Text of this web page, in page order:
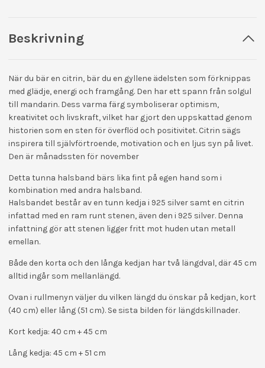
Beskrivning
När du bär en citrin, bär du en gyllene ädelsten som förknippas
med glädje, energi och framgång. Den har ett spann från solgul
till mandarin. Dess varma färg symboliserar optimism,
kreativitet och livskraft, vilket har gjort den uppskattad genom
historien som en sten för överflöd och positivitet. Citrin sägs
inspirera till självförtroende, motivation och en ljus syn på livet.
Den är månadssten för november
Detta tunna halsband bärs lika fint på egen hand som i
kombination med andra halsband.
Halsbandet består av en tunn kedja i 925 silver samt en citrin
infattad med en ram runt stenen, även den i 925 silver. Denna
infattning gör att stenen ligger fritt mot huden utan metall
emellan.
Både den korta och den långa kedjan har två längdval, där 45 cm
alltid ingår som mellanlängd.
Ovan i rullmenyn väljer du vilken längd du önskar på kedjan, kort
(40 cm) eller lång (51 cm). Se sista bilden för längdskillnader.
Kort kedja: 40 cm + 45 cm
Lång kedja: 45 cm + 51 cm